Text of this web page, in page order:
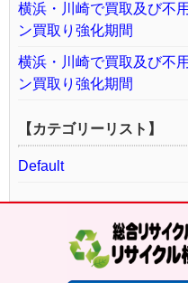
横浜・川崎で買取及び不
ン買取り強化期間
横浜・川崎で買取及び不
ン買取り強化期間
【カテゴリーリスト】
Default